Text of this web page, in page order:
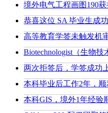
境外电气工程画图190
恭喜这位 SA 毕业生成
高等教育学签未触发机
Biotechnologist（生物技
两次拒签后，学签成功
本科毕业后工作2年，
本科GIS，境外1年经验